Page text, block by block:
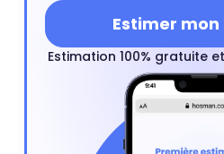
Estimer mon
Estimation 100% gratuite